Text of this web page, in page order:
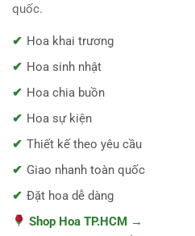
quốc.
Hoa khai trương
Hoa sinh nhật
Hoa chia buồn
Hoa sự kiện
Thiết kế theo yêu cầu
Giao nhanh toàn quốc
Đặt hoa dễ dàng
Shop Hoa TP.HCM →